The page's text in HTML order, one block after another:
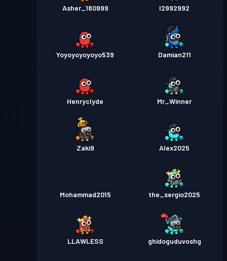
Asher_180999 I2992992
Yoyoyoyoyoyo539 Damian211
Henryclyde Mr_Winner
Zaki9 Alex2025
Mohammad2015 the_sergio2025
LLAWLESS ghidoguduvoshg